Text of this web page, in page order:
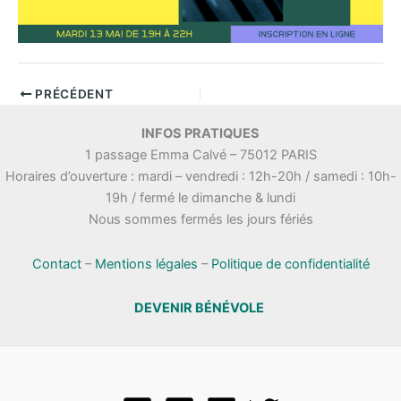
PRÉCÉDENT
INFOS PRATIQUES
1 passage Emma Calvé – 75012 PARIS
Horaires d’ouverture : mardi – vendredi : 12h-20h / samedi : 10h-
19h / fermé le dimanche & lundi
Nous sommes fermés les jours fériés
Contact– Mentions légales – Politique de confidentialité
DEVENIR BÉNÉVOLE